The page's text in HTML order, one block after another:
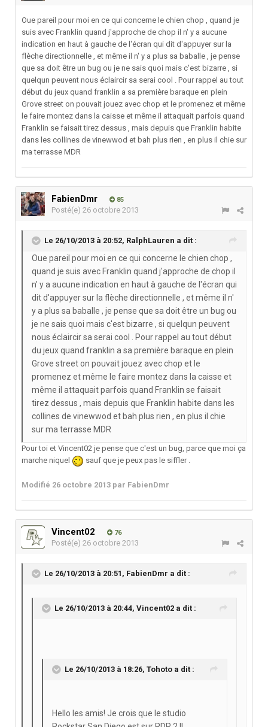
Oue pareil pour moi en ce qui concerne le chien chop , quand je
suis avec Franklin quand j'approche de chop il n' y a aucune
indication en haut à gauche de l'écran qui dit d'appuyer sur la
flèche directionnelle , et même il n' y a plus sa baballe , je pense
que sa doit être un bug ou je ne sais quoi mais c'est bizarre , si
quelqun peuvent nous éclaircir sa serai cool . Pour rappel au tout
début du jeux quand franklin a sa première baraque en plein
Grove street on pouvait jouez avec chop et le promenez et même
le faire montez dans la caisse et même il attaquait parfois quand
Franklin se faisait tirez dessus , mais depuis que Franklin habite
dans les collines de vinewwod et bah plus rien , en plus il chie sur
ma terrasse MDR
FabienDmr 85
Posté(e) 26 octobre 2013
Le 26/10/2013 à 20:52, RalphLauren a dit :
Oue pareil pour moi en ce qui concerne le chien chop ,
quand je suis avec Franklin quand j'approche de chop il
n' y a aucune indication en haut à gauche de l'écran qui
dit d'appuyer sur la flèche directionnelle , et même il n'
y a plus sa baballe , je pense que sa doit être un bug ou
je ne sais quoi mais c'est bizarre , si quelqun peuvent
nous éclaircir sa serai cool . Pour rappel au tout début
du jeux quand franklin a sa première baraque en plein
Grove street on pouvait jouez avec chop et le
promenez et même le faire montez dans la caisse et
même il attaquait parfois quand Franklin se faisait
tirez dessus , mais depuis que Franklin habite dans les
collines de vinewwod et bah plus rien , en plus il chie
sur ma terrasse MDR
Pour toi et Vincent02 je pense que c'est un bug, parce que moi ça
marche niquel
sauf que je peux pas le siffler .
Modifié 26 octobre 2013 par FabienDmr
Vincent02 76
Posté(e) 26 octobre 2013
Le 26/10/2013 à 20:51, FabienDmr a dit :
Le 26/10/2013 à 20:44, Vincent02 a dit :
Le 26/10/2013 à 18:26, Tohoto a dit :
Hello les amis! Je crois que le studio